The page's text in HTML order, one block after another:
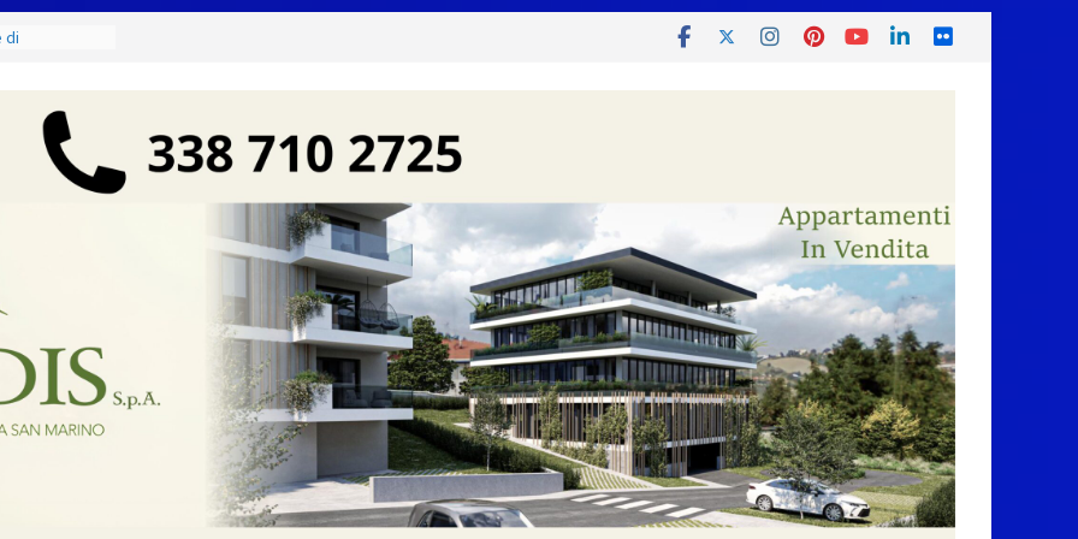
di
gli
cacciabili.
caccia di
Lotta ai
di